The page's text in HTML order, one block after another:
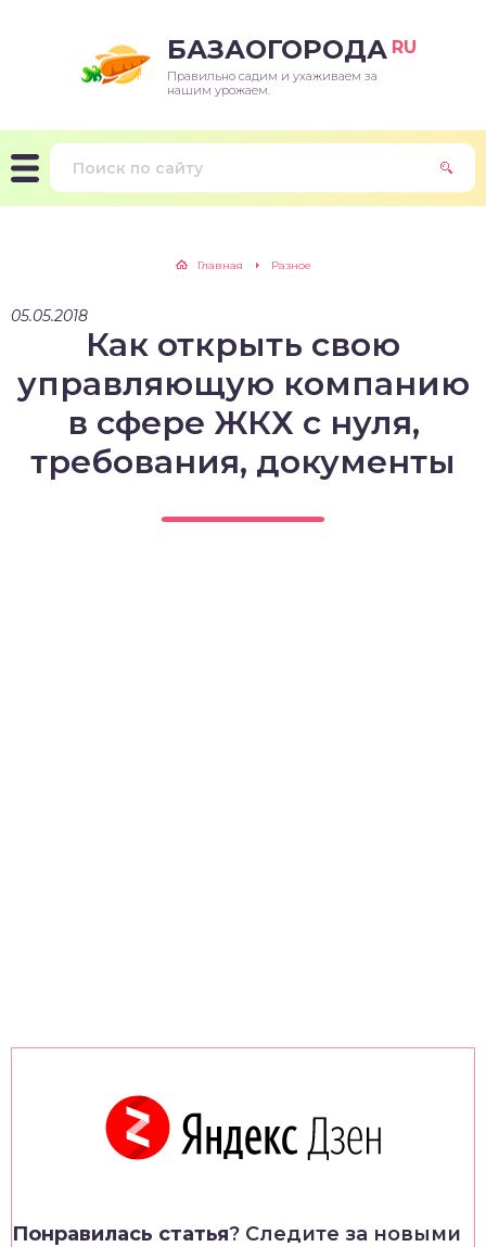
БАЗАОГОРОДА RU
Правильно садим и ухаживаем за
нашим урожаем.
Главная Разное
05.05.2018
Как открыть свою
управляющую компанию
в сфере ЖКХ с нуля,
требования, документы
Понравилась статья? Следите за новыми